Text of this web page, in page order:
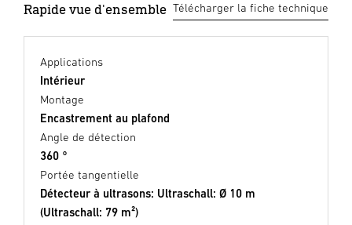
Rapide vue d'ensemble Télécharger la fiche technique
Applications
Intérieur
Montage
Encastrement au plafond
Angle de détection
360 °
Portée tangentielle
Détecteur à ultrasons: Ultraschall: Ø 10 m
(Ultraschall: 79 m²)